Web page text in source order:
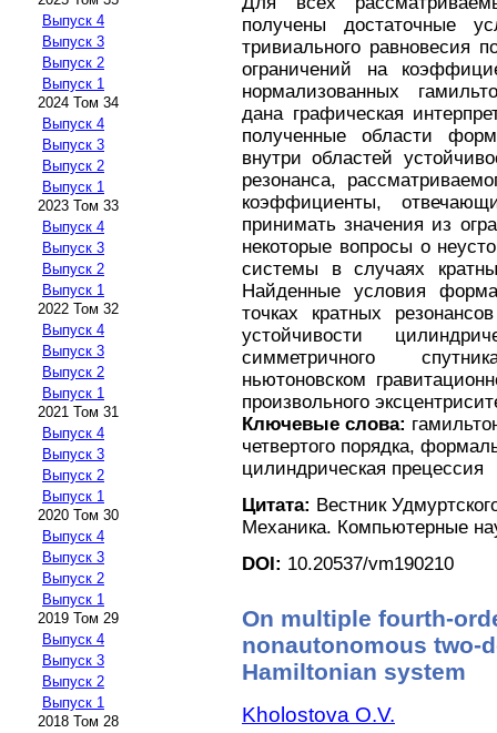
Выпуск 4
Выпуск 3
Выпуск 2
Выпуск 1
2024 Том 34
Выпуск 4
Выпуск 3
Выпуск 2
Выпуск 1
2023 Том 33
Выпуск 4
Выпуск 3
Выпуск 2
Выпуск 1
2022 Том 32
Выпуск 4
Выпуск 3
Выпуск 2
Выпуск 1
2021 Том 31
Выпуск 4
Выпуск 3
Выпуск 2
Выпуск 1
2020 Том 30
Выпуск 4
Выпуск 3
Выпуск 2
Выпуск 1
2019 Том 29
Выпуск 4
Выпуск 3
Выпуск 2
Выпуск 1
2018 Том 28
получены достаточные
тривиального равновесия
ограничений на
нормализованных
дана графическая
полученные области
внутри областей
резонанса,
коэффициенты,
принимать значения из
некоторые вопросы о
системы в случаях
Найденные условия
точках кратных
устойчивости
симметричного
ньютоновском
произвольного
Ключевые слова:
четвертого порядка,
цилиндрическая прецессия
Цитата: Вестник
Механика. Компьютерные
DOI: 10.20537/vm190210
On multiple fourth-
nonautonomous two-
Hamiltonian system
Kholostova O.V.